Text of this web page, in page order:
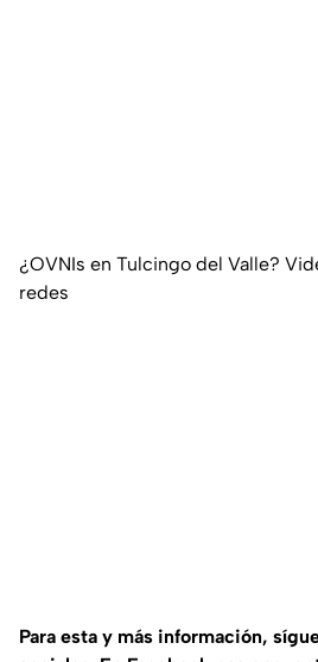
¿OVNIs en Tulcingo del Valle?
redes
Para esta y más información,